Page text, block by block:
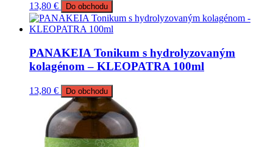
13,80 € Do obchodu
PANAKEIA Tonikum s hydrolyzovaným
kolagénom – KLEOPATRA 100ml
13,80 € Do obchodu